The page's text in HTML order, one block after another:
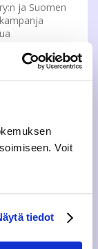
Voit
tiedot
ja Suomen
sekä